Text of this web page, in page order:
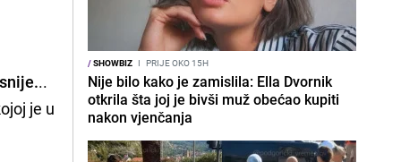
..
je u
/SHOWBIZ I PRIJE OKO 15H
Nije bilo kako je zamislila: Ella Dvornik
otkrila šta joj je bivši muž obećao kupiti
nakon vjenčanja